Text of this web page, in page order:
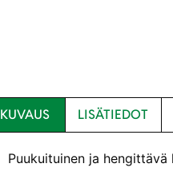
KUVAUS LISÄTIEDOT
Puukuituinen ja